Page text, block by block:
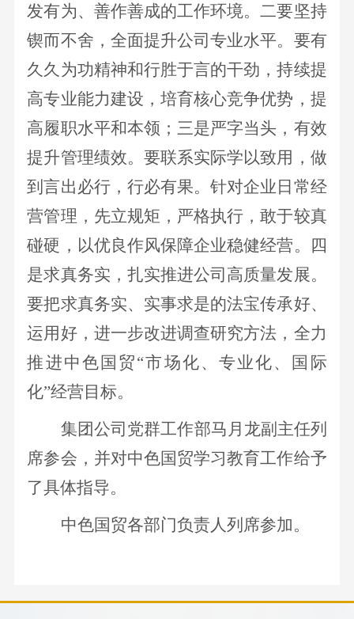
发有为、善作善成的工作环境。二要坚持
锲而不舍，全面提升公司专业水平。 要有
久久为功精神和行胜于言的干劲，持续提
高专业能力建设，培育核心竞争优势，提
高履职水平和本领； 三是严字当头，有效
提升管理绩效。 要联系实际学以致用，做
到言出必行，行必有果。针对企业日常经
营管理，先立规矩，严格执行，敢于较真
碰硬，以优良作风保障企业稳健经营。
四
是求真务实，扎实推进公司高质量发展。
要把求真务实、实事求是的法宝传承好、
运用好， 进一步改进调查研究方法 ，全力
推进中色国贸“市场化、专业化、国际
化”经营目标。
集团公司党群工作部马月龙副主任列
席参会，并对中色国贸学习教育工作给予
了具体指导。
中色国贸各部门负责人列席参加。